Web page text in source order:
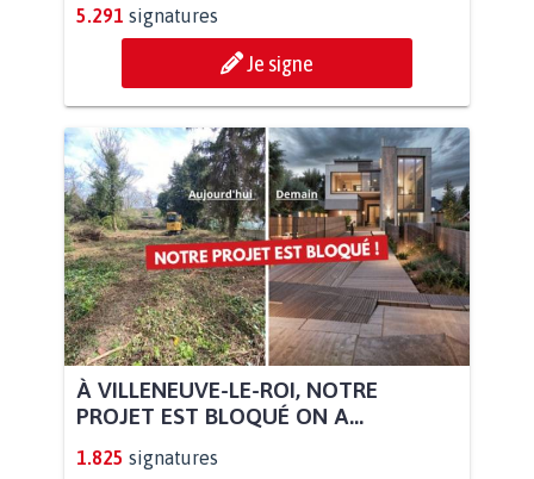
5.291 signatures
Je signe
À VILLENEUVE-LE-ROI, NOTRE
PROJET EST BLOQUÉ ON A...
1.825 signatures